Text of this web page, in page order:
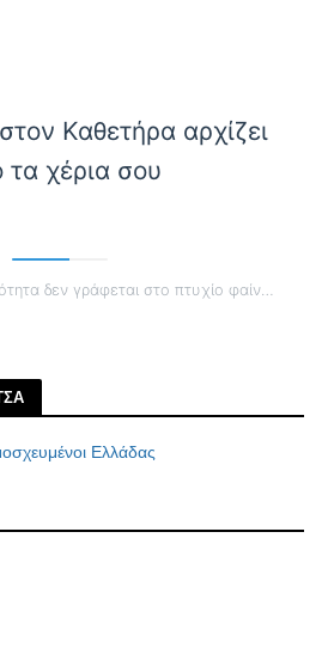
Καθετήρα αρχίζει
τα χέρια σου
Η υπευθυνότητα δεν γράφεται στο πτυχίο φαίνεται στο χέρι